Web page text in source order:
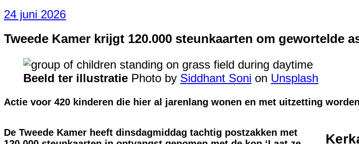
24 juni 2026
Tweede Kamer krijgt 120.000 steunkaarten om gewortelde
Beeld ter illustratie Photo by Siddhant Soni on Unsplash
Actie voor 420 kinderen die hier al jarenlang wonen en met uitzetting
De Tweede Kamer heeft dinsdagmiddag tachtig postzakken met